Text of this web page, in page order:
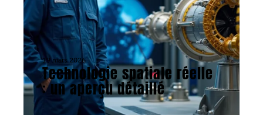
19 mars 2026
Technologie spatiale réelle
: un aperçu détaillé